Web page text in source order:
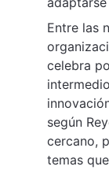
Entre las
celebra
según
cercano,
temas